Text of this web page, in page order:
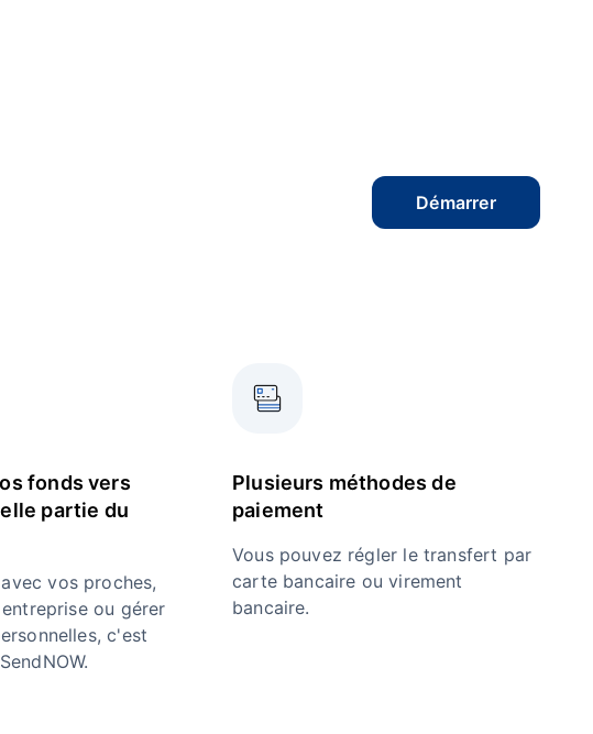
Démarrer
fonds vers
partie du
vos proches,
ou gérer
c'est
Plusieurs méthodes de
paiement
Vous pouvez régler le transfert par
carte bancaire ou virement
bancaire.